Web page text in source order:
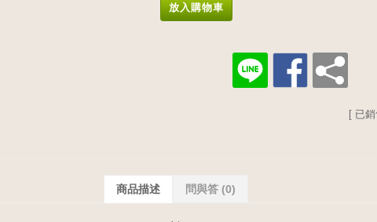
放入購物車
[ 已
商品描述 問與答 (0)